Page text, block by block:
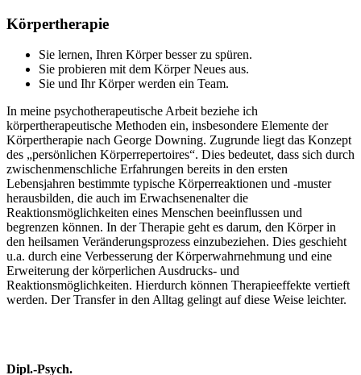
Körpertherapie
Sie lernen, Ihren Körper besser zu spüren.
Sie probieren mit dem Körper Neues aus.
Sie und Ihr Körper werden ein Team.
In meine psychotherapeutische Arbeit beziehe ich
körpertherapeutische Methoden ein, insbesondere Elemente der
Körpertherapie nach George Downing. Zugrunde liegt das Konzept
des „persönlichen Körperrepertoires“. Dies bedeutet, dass sich durch
zwischenmenschliche Erfahrungen bereits in den ersten
Lebensjahren bestimmte typische Körperreaktionen und -muster
herausbilden, die auch im Erwachsenenalter die
Reaktionsmöglichkeiten eines Menschen beeinflussen und
begrenzen können. In der Therapie geht es darum, den Körper in
den heilsamen Veränderungsprozess einzubeziehen. Dies geschieht
u.a. durch eine Verbesserung der Körperwahrnehmung und eine
Erweiterung der körperlichen Ausdrucks- und
Reaktionsmöglichkeiten. Hierdurch können Therapieeffekte vertieft
werden. Der Transfer in den Alltag gelingt auf diese Weise leichter.
Dipl.-Psych.